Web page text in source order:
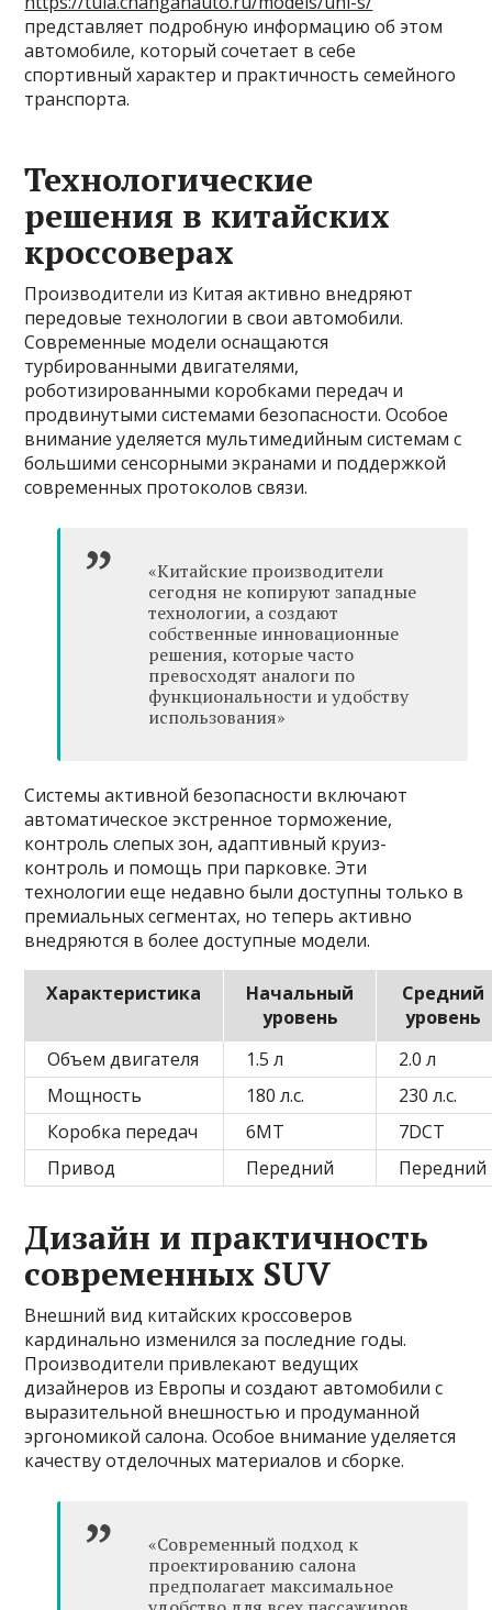
представляет подробную информацию об этом
автомобиле, который сочетает в себе
спортивный характер и практичность семейного
транспорта.
Технологические
решения в китайских
кроссоверах
Производители из Китая активно внедряют
передовые технологии в свои автомобили.
Современные модели оснащаются
турбированными двигателями,
роботизированными коробками передач и
продвинутыми системами безопасности. Особое
внимание уделяется мультимедийным системам с
большими сенсорными экранами и поддержкой
современных протоколов связи.
«Китайские производители
сегодня не копируют западные
технологии, а создают
собственные инновационные
решения, которые часто
превосходят аналоги по
функциональности и удобству
использования»
Системы активной безопасности включают
автоматическое экстренное торможение,
контроль слепых зон, адаптивный круиз-
контроль и помощь при парковке. Эти
технологии еще недавно были доступны только в
премиальных сегментах, но теперь активно
внедряются в более доступные модели.
Характеристика
Начальный
уровень
Средний
уровень
Объем двигателя
1.5 л
2.0 л
Мощность
180 л.с.
230 л.с.
Коробка передач
6MT
7DCT
Привод
Передний Передний
Дизайн и практичность
современных SUV
Внешний вид китайских кроссоверов
кардинально изменился за последние годы.
Производители привлекают ведущих
дизайнеров из Европы и создают автомобили с
выразительной внешностью и продуманной
эргономикой салона. Особое внимание уделяется
качеству отделочных материалов и сборке.
«Современный подход к
проектированию салона
предполагает максимальное